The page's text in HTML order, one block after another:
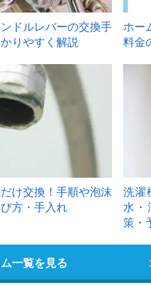
ドルレバーの交換手
りやすく解説
ホー
料金
け交換！手順や泡沫
方・手入れ
洗濯
水・
策・
一覧を見る